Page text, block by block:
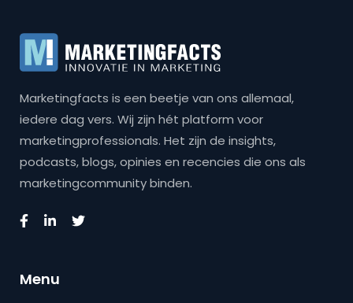
Marketingfacts is een beetje van ons allemaal,
iedere dag vers. Wij zijn hét platform voor
marketingprofessionals. Het zijn de insights,
podcasts, blogs, opinies en recencies die ons als
marketingcommunity binden.
Menu